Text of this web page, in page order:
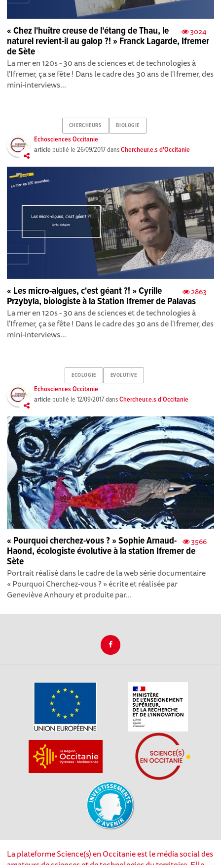
3024
« Chez l'huître creuse de l'étang de Thau, le
naturel revient-il au galop ?! » Franck Lagarde, Ifremer
de Sète
La mer en 120s - 30 ans de sciences et de technologies à
l'Ifremer, ça se fête ! Dans le cadre des 30 ans de l'Ifremer, des
mini-interviews...
CHERCHEURS BIOLOGIE
Echosciences Occitanie
article publié le26/09/2017dansChercheur.e.s d'Occitanie
2863
« Les micro-algues, c'est géant ?! » Cyrille
Przybyla, biologiste à la Station Ifremer de Palavas
La mer en 120s - 30 ans de sciences et de technologies à
l'Ifremer, ça se fête ! Dans le cadre des 30 ans de l'Ifremer, des
mini-interviews...
ECOLOGIE EVOLUTIVE
Echosciences Occitanie
article publié le12/09/2017dansChercheur.e.s d'Occitanie
3566
« Pourquoi cherchez-vous ? » Sophie Arnaud-
Haond, écologiste évolutive à la station Ifremer de
Sète
Portrait réalisé dans le cadre de la web série documentaire
« Pourquoi Cherchez-vous ? » écrite et réalisée par
Geneviève Anhoury et produite par...
La plateforme Science(s) en Occitanie est le média social des